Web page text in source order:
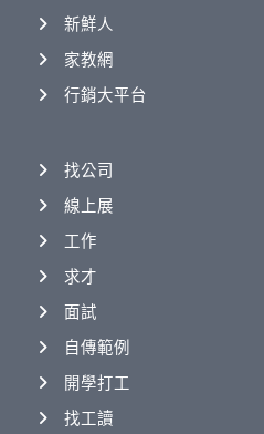
新鮮人
家教網
行銷大平台
找公司
線上展
工作
求才
面試
自傳範例
開學打工
找工讀